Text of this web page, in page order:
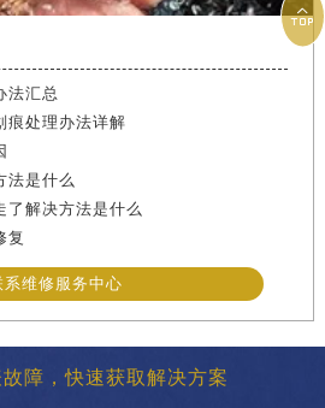
法汇总
痕处理办法详解
法是什么
了解决方法是什么
复
系维修服务中心
障，快速获取解决方案
